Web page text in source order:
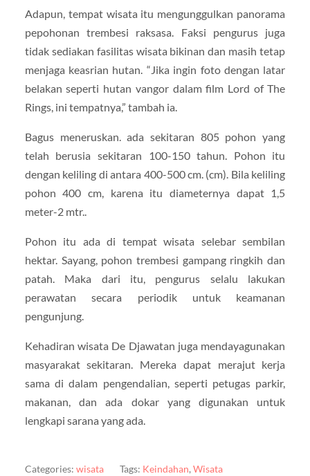
Adapun, tempat wisata itu mengunggulkan panorama
pepohonan trembesi raksasa. Faksi pengurus juga
tidak sediakan fasilitas wisata bikinan dan masih tetap
menjaga keasrian hutan. “Jika ingin foto dengan latar
belakan seperti hutan vangor dalam film Lord of The
Rings, ini tempatnya,” tambah ia.
Bagus meneruskan. ada sekitaran 805 pohon yang
telah berusia sekitaran 100-150 tahun. Pohon itu
dengan keliling di antara 400-500 cm. (cm). Bila keliling
pohon 400 cm, karena itu diameternya dapat 1,5
meter-2 mtr..
Pohon itu ada di tempat wisata selebar sembilan
hektar. Sayang, pohon trembesi gampang ringkih dan
patah. Maka dari itu, pengurus selalu lakukan
perawatan secara periodik untuk keamanan
pengunjung.
Kehadiran wisata De Djawatan juga mendayagunakan
masyarakat sekitaran. Mereka dapat merajut kerja
sama di dalam pengendalian, seperti petugas parkir,
makanan, dan ada dokar yang digunakan untuk
lengkapi sarana yang ada.
Categories: wisata Tags: Keindahan,Wisata